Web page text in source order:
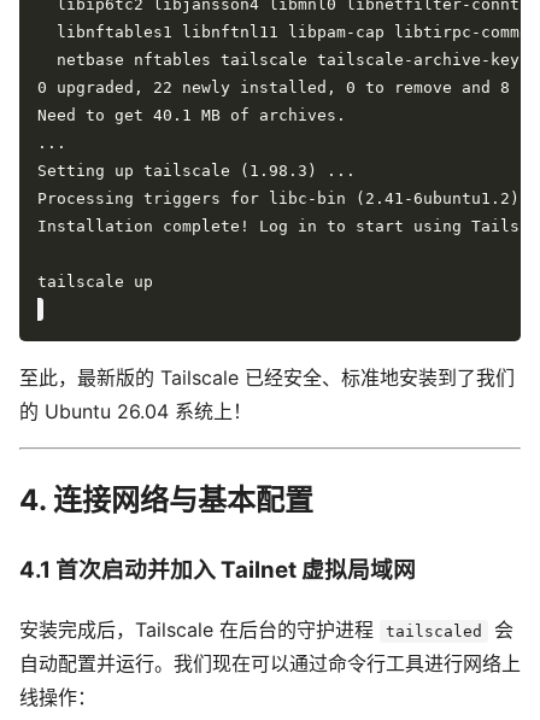
至此，最新版的 Tailscale 已经安全、标准地安装到了我们
的 Ubuntu 26.04 系统上！
4. 连接网络与基本配置
4.1 首次启动并加入 Tailnet 虚拟局域网
安装完成后，Tailscale 在后台的守护进程 tailscaled
会
自动配置并运行。我们现在可以通过命令行工具进行网络上
线操作：